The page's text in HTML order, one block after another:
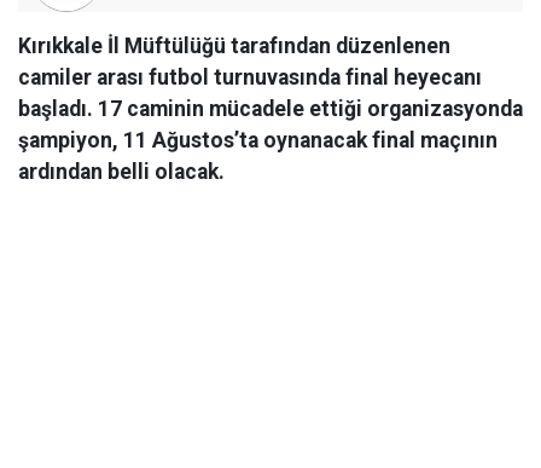
Kırıkkale İl Müftülüğü tarafından düzenlenen
camiler arası futbol turnuvasında final heyecanı
başladı. 17 caminin mücadele ettiği organizasyonda
şampiyon, 11 Ağustos’ta oynanacak final maçının
ardından belli olacak.